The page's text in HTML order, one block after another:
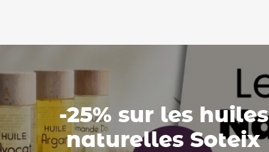
-25% sur les huiles
naturelles Soteix